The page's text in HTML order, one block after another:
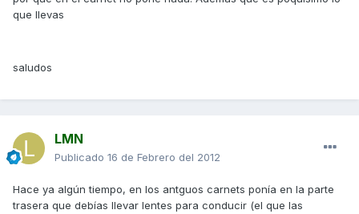
que llevas
saludos
LMN
Publicado 16 de Febrero del 2012
Hace ya algún tiempo, en los antguos carnets ponía en la parte
trasera que debías llevar lentes para conducir (el que las